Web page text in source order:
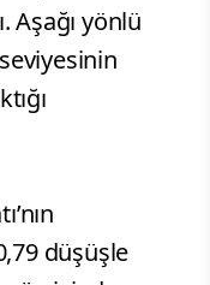
Aşağı yönlü
düşüşle